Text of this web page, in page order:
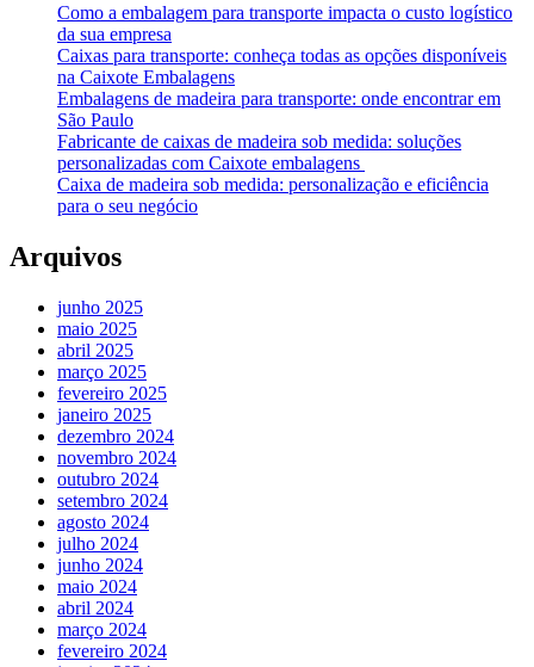
Como a embalagem para transporte impacta o custo logístico
da sua empresa
Caixas para transporte: conheça todas as opções disponíveis
na Caixote Embalagens
Embalagens de madeira para transporte: onde encontrar em
São Paulo
Fabricante de caixas de madeira sob medida: soluções
personalizadas com Caixote embalagens
Caixa de madeira sob medida: personalização e eficiência
para o seu negócio
Arquivos
junho 2025
maio 2025
abril 2025
março 2025
fevereiro 2025
janeiro 2025
dezembro 2024
novembro 2024
outubro 2024
setembro 2024
agosto 2024
julho 2024
junho 2024
maio 2024
abril 2024
março 2024
fevereiro 2024